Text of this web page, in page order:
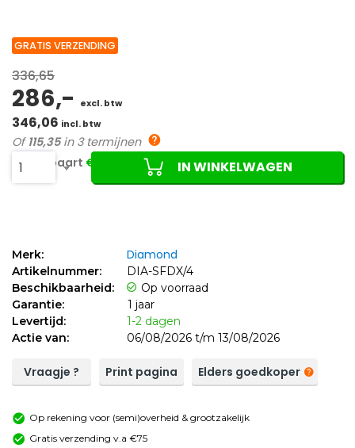
GRATIS VERZENDING
336,65
286,- excl. btw
346,06 incl. btw
Of 115,35in 3 termijnen
Je bespaart €50,65 (15%)
1 IN WINKELWAGEN
Merk: Diamond
Artikelnummer:
DIA-SFDX/4
Beschikbaarheid:
Op voorraad
Garantie:
1 jaar
Levertijd:
1-2 dagen
Actie van:
06/08/2026 t/m 13/08/2026
Vraagje ? Print pagina Elders goedkoper
Op rekening voor (semi)overheid & grootzakelijk
Gratis verzending v.a €75